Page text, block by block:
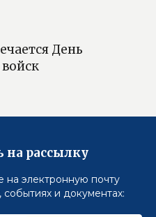
День
на рассылку
на электронную почту
и документах: